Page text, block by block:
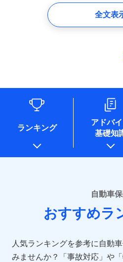
ユーザー登録受付および、管理の
しくは委託を受けている保険会
関する情報を提供し、金融商品
た維持管理等の委託業務遂行の
情報を取引のある他の保険会社
るために利用させていただくこと
各種セミナーの開催のため
コンサルティングサービスの実施
アンケートやキャンペーン等の実
上記に係る案内・手続き・管理等
* 当社が委託を受けている保険会
ームページに掲載しております
あいおいニッセイ同和損害保
(https://
アクサ損害保険株式会社
direct.co.jp/)
sompo.co.jp/)
東京海上ダイレクト損害保険
全文表
ランキング
アドバ
基礎知
自動車
おすすめラ
人気ランキングを参考に自動
みませんか？
「事故対応」や